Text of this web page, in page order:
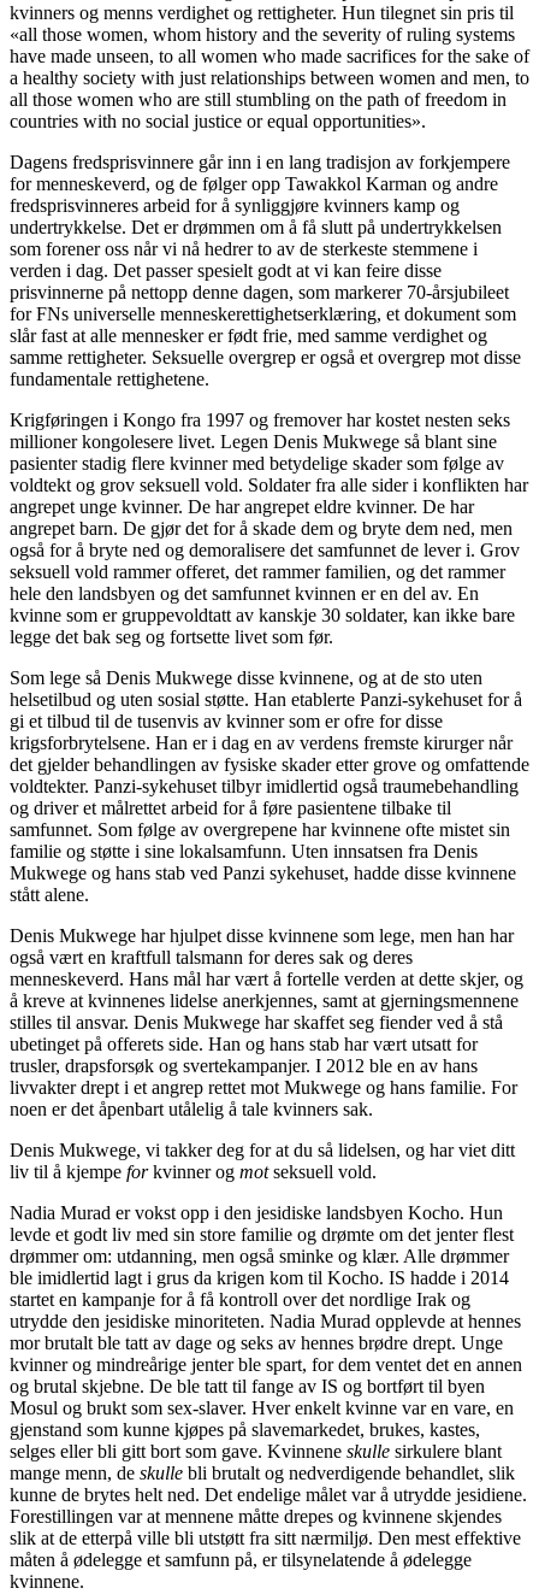
kvinners og menns verdighet og rettigheter. Hun tilegnet sin pris til
«all those women, whom history and the severity of ruling systems
have made unseen, to all women who made sacrifices for the sake of
a healthy society with just relationships between women and men, to
all those women who are still stumbling on the path of freedom in
countries with no social justice or equal opportunities».
Dagens fredsprisvinnere går inn i en lang tradisjon av forkjempere
for menneskeverd, og de følger opp Tawakkol Karman og andre
fredsprisvinneres arbeid for å synliggjøre kvinners kamp og
undertrykkelse. Det er drømmen om å få slutt på undertrykkelsen
som forener oss når vi nå hedrer to av de sterkeste stemmene i
verden i dag. Det passer spesielt godt at vi kan feire disse
prisvinnerne på nettopp denne dagen, som markerer 70-årsjubileet
for FNs universelle menneskerettighetserklæring, et dokument som
slår fast at alle mennesker er født frie, med samme verdighet og
samme rettigheter. Seksuelle overgrep er også et overgrep mot disse
fundamentale rettighetene.
Krigføringen i Kongo fra 1997 og fremover har kostet nesten seks
millioner kongolesere livet. Legen Denis Mukwege så blant sine
pasienter stadig flere kvinner med betydelige skader som følge av
voldtekt og grov seksuell vold. Soldater fra alle sider i konflikten har
angrepet unge kvinner. De har angrepet eldre kvinner. De har
angrepet barn. De gjør det for å skade dem og bryte dem ned, men
også for å bryte ned og demoralisere det samfunnet de lever i. Grov
seksuell vold rammer offeret, det rammer familien, og det rammer
hele den landsbyen og det samfunnet kvinnen er en del av. En
kvinne som er gruppevoldtatt av kanskje 30 soldater, kan ikke bare
legge det bak seg og fortsette livet som før.
Som lege så Denis Mukwege disse kvinnene, og at de sto uten
helsetilbud og uten sosial støtte. Han etablerte Panzi-sykehuset for å
gi et tilbud til de tusenvis av kvinner som er ofre for disse
krigsforbrytelsene. Han er i dag en av verdens fremste kirurger når
det gjelder behandlingen av fysiske skader etter grove og omfattende
voldtekter. Panzi-sykehuset tilbyr imidlertid også traumebehandling
og driver et målrettet arbeid for å føre pasientene tilbake til
samfunnet. Som følge av overgrepene har kvinnene ofte mistet sin
familie og støtte i sine lokalsamfunn. Uten innsatsen fra Denis
Mukwege og hans stab ved Panzi sykehuset, hadde disse kvinnene
stått alene.
Denis Mukwege har hjulpet disse kvinnene som lege, men han har
også vært en kraftfull talsmann for deres sak og deres
menneskeverd. Hans mål har vært å fortelle verden at dette skjer, og
å kreve at kvinnenes lidelse anerkjennes, samt at gjerningsmennene
stilles til ansvar. Denis Mukwege har skaffet seg fiender ved å stå
ubetinget på offerets side. Han og hans stab har vært utsatt for
trusler, drapsforsøk og svertekampanjer. I 2012 ble en av hans
livvakter drept i et angrep rettet mot Mukwege og hans familie. For
noen er det åpenbart utålelig å tale kvinners sak.
Denis Mukwege, vi takker deg for at du så lidelsen, og har viet ditt
liv til å kjempe forkvinner og motseksuell vold.
Nadia Murad er vokst opp i den jesidiske landsbyen Kocho. Hun
levde et godt liv med sin store familie og drømte om det jenter flest
drømmer om: utdanning, men også sminke og klær. Alle drømmer
ble imidlertid lagt i grus da krigen kom til Kocho. IS hadde i 2014
startet en kampanje for å få kontroll over det nordlige Irak og
utrydde den jesidiske minoriteten. Nadia Murad opplevde at hennes
mor brutalt ble tatt av dage og seks av hennes brødre drept. Unge
kvinner og mindreårige jenter ble spart, for dem ventet det en annen
og brutal skjebne. De ble tatt til fange av IS og bortført til byen
Mosul og brukt som sex-slaver. Hver enkelt kvinne var en vare, en
gjenstand som kunne kjøpes på slavemarkedet, brukes, kastes,
selges eller bli gitt bort som gave. Kvinnene skulle sirkulere blant
mange menn, de skulle bli brutalt og nedverdigende behandlet, slik
kunne de brytes helt ned. Det endelige målet var å utrydde jesidiene.
Forestillingen var at mennene måtte drepes og kvinnene skjendes
slik at de etterpå ville bli utstøtt fra sitt nærmiljø. Den mest effektive
måten å ødelegge et samfunn på, er tilsynelatende å ødelegge
kvinnene.